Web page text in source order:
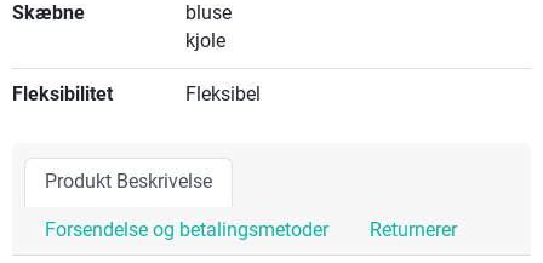
Skæbne
bluse
kjole
Fleksibilitet Fleksibel
Produkt Beskrivelse
Forsendelse og betalingsmetoder Returnerer